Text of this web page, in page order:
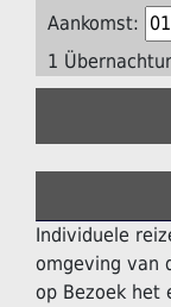
Aankomst:
1
Individuele
omgeving van
op Bezoek het